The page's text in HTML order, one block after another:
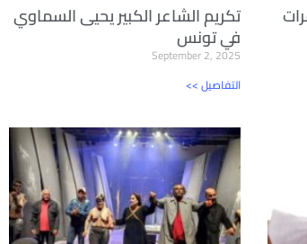
تكريم الشاعر الكبير يحيى السماوي
في تونس
September 2, 2025
<< التفاصيل